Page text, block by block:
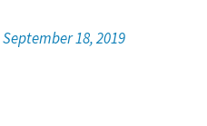
September 18, 2019